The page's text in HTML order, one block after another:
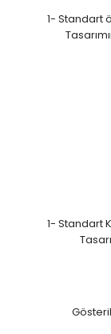
1- Standart
1- Standart